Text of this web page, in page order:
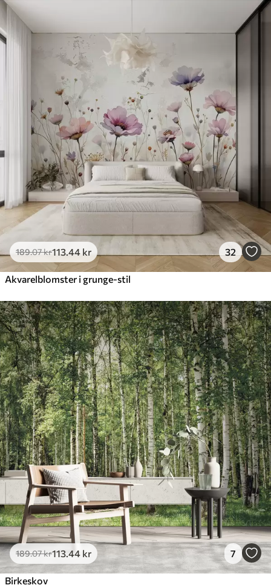
189.07kr113 .44 kr 32
Akvarelblomster i grunge-stil
189.07kr113 .44 kr 7
Birkeskov